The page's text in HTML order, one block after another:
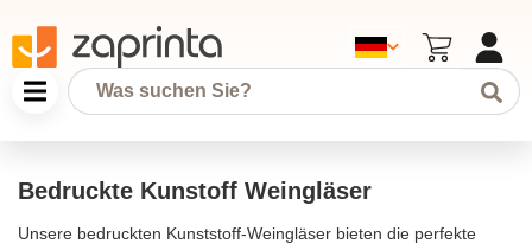
Bedruckte Kunstoff Weingläser
Unsere bedruckten Kunststoff-Weingläser bieten die perfekte